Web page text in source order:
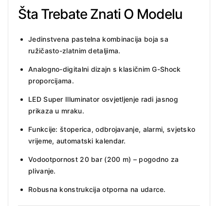
Šta Trebate Znati O Modelu
Jedinstvena pastelna kombinacija boja sa
ružičasto-zlatnim detaljima.
Analogno-digitalni dizajn s klasičnim G-Shock
proporcijama.
LED Super Illuminator osvjetljenje radi jasnog
prikaza u mraku.
Funkcije: štoperica, odbrojavanje, alarmi, svjetsko
vrijeme, automatski kalendar.
Vodootpornost 20 bar (200 m) – pogodno za
plivanje.
Robusna konstrukcija otporna na udarce.